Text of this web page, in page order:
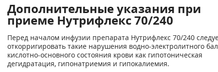
Дополнительные указания при
приеме Нутрифлекс 70/240
Перед началом инфузии препарата Нутрифлекс 70/240
откорригировать такие нарушения водно-электролитного
кислотно-основного состояния крови как гипотоническая
дегидратация, гипонатриемия и гипокалиемия.